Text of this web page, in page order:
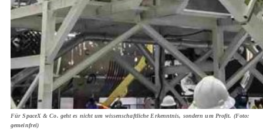
Für SpaceX & Co. geht es nicht um wissenschaftliche Erkenntnis, sondern um Profit. (Foto:
gemeinfrei)